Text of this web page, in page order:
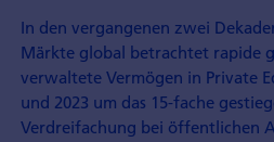
In den vergangenen zwei
Märkte global betrachtet rapide
verwaltete Vermögen in Private
und 2023 um das 15-fache
Verdreifachung bei öffentlichen